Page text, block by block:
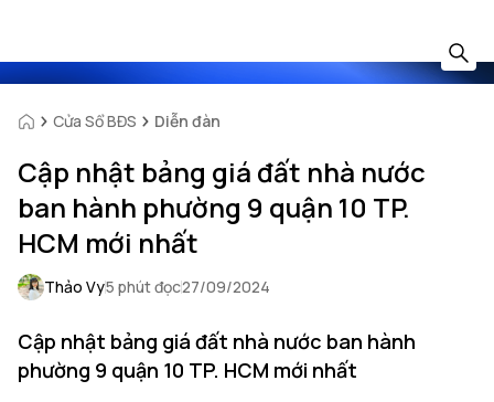
Cửa Sổ BĐS Diễn đàn
Cập nhật bảng giá đất nhà nước
ban hành phường 9 quận 10 TP.
HCM mới nhất
Thảo Vy5 phút đọc27/09/2024
Cập nhật bảng giá đất nhà nước ban hành
phường 9 quận 10 TP. HCM mới nhất